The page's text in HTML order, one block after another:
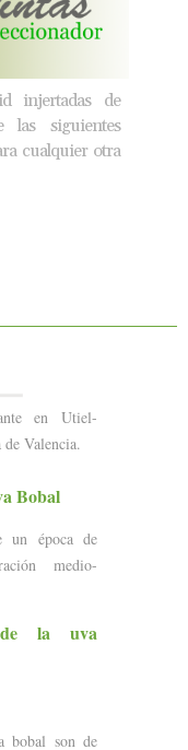
injertadas de
las siguientes
cualquier otra
en Utiel-
de Valencia.
Bobal
un época de
medio-
de la uva
bobal son de